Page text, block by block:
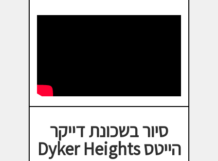
סיור בשכונת דייקר
הייטס Dyker Heights